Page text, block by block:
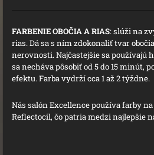
FARBENIE OBOČIA A RIAS: slúži na
rias. Dá sa s ním zdokonaliť tvar
nerovnosti. Najčastejšie sa používajú
sa necháva pôsobiť od 5 do 15 minút,
efektu. Farba vydrží cca 1 až 2 týždne.
Nás salón Excellence používa farby
Reflectocil, čo patria medzi najlepšie